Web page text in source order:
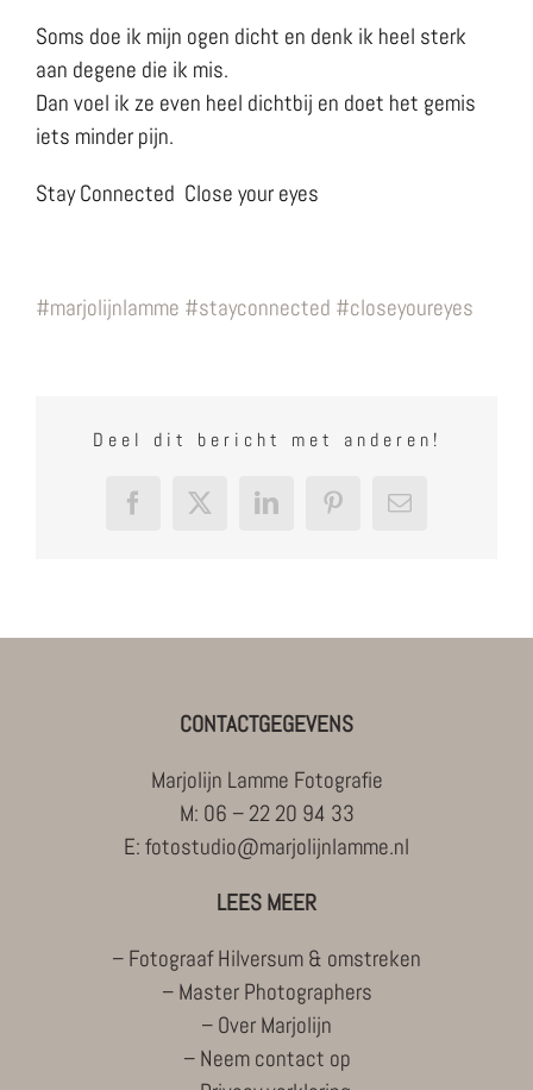
Soms doe ik mijn ogen dicht en denk ik heel sterk
aan degene die ik mis.
Dan voel ik ze even heel dichtbij en doet het gemis
iets minder pijn.
Stay Connected Close your eyes
#marjolijnlamme #stayconnected #closeyoureyes
Deel dit bericht met anderen!
Facebook
X LinkedInPinterest
E-
CONTACTGEGEVENS
Marjolijn Lamme Fotografie
M: 06 – 22 20 94 33
E: fotostudio@marjolijnlamme.nl
LEES MEER
– Fotograaf Hilversum & omstreken
– Master Photographers
– Over Marjolijn
– Neem contact op